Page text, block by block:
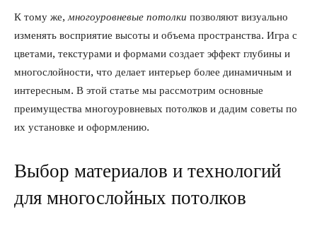
К тому же,многоуровневые потолки позволяют визуально
изменять восприятие высоты и объема пространства. Игра с
цветами, текстурами и формами создает эффект глубины и
многослойности, что делает интерьер более динамичным и
интересным. В этой статье мы рассмотрим основные
преимущества многоуровневых потолков и дадим советы по
их установке и оформлению.
Выбор материалов и технологий
для многослойных потолков